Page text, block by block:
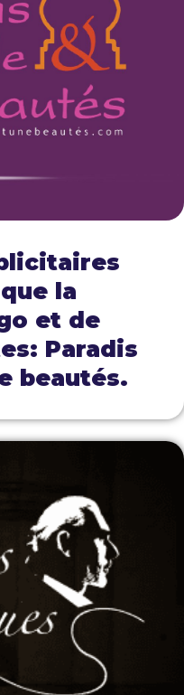
la
et de
Paradis
beautés.